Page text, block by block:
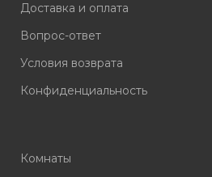
Доставка и оплата
Вопрос-ответ
Условия возврата
Конфиденциальность
Комнаты